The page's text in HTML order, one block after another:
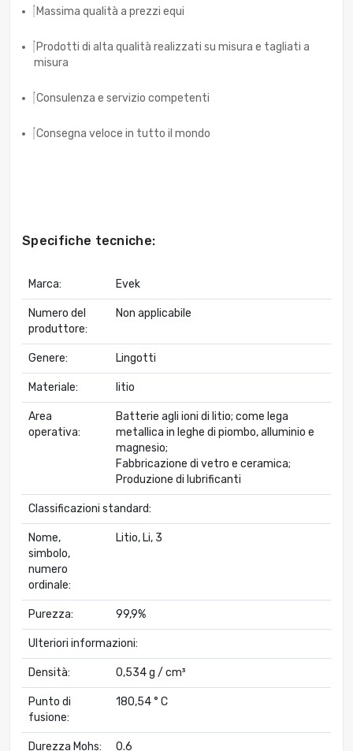
Massima qualità a prezzi equi
Prodotti di alta qualità realizzati su misura e tagliati a
misura
Consulenza e servizio competenti
Consegna veloce in tutto il mondo
Specifiche tecniche:
Marca: Evek
Numero del
produttore:
Non applicabile
Genere: Lingotti
Materiale: litio
Area
operativa:
Batterie agli ioni di litio; come lega
metallica in leghe di piombo, alluminio e
magnesio;
Fabbricazione di vetro e ceramica;
Produzione di lubrificanti
Classificazioni standard:
Nome,
simbolo,
numero
ordinale:
Litio, Li, 3
Purezza: 99,9%
Ulteriori informazioni:
Densità: 0,534 g / cm³
Punto di
fusione:
180,54 ° C
Durezza Mohs: 0.6